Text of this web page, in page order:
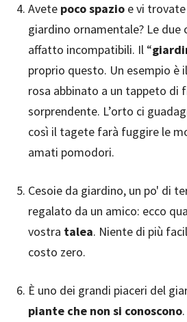
Avete poco spazio e vi
giardino ornamentale? Le due
affatto incompatibili. Il “
proprio questo. Un esempio è
rosa abbinato a un tappeto di
sorprendente. L’orto ci
così il tagete farà fuggire le
amati pomodori.
Cesoie da giardino, un po' di
regalato da un amico: ecco
vostra talea. Niente di più
costo zero.
È uno dei grandi piaceri del
piante che non si conoscono